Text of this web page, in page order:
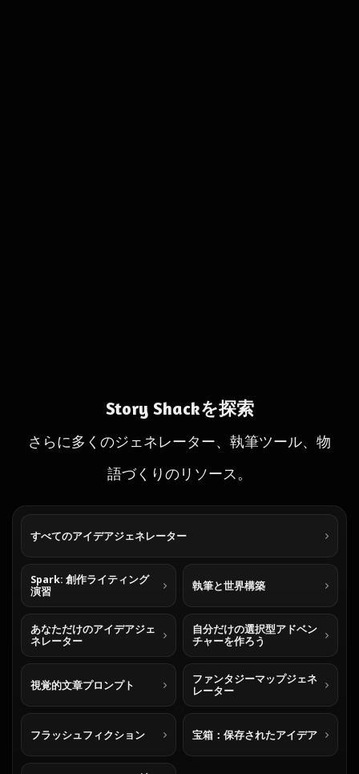
Story Shackを探索
さらに多くのジェネレーター、執筆ツール、物
語づくりのリソース。
すべてのアイデアジェネレーター
Spark: 創作ライティング
演習
執筆と世界構築
あなただけのアイデアジェ
ネレーター
自分だけの選択型アドベン
チャーを作ろう
視覚的文章プロンプト
ファンタジーマップジェネ
レーター
フラッシュフィクション 宝箱：保存されたアイデア